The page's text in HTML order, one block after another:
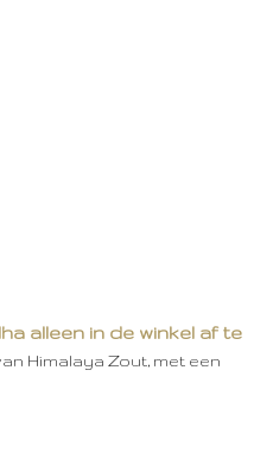
alleen in de winkel af te
Himalaya Zout, met een